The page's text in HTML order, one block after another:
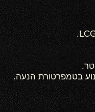
בטמפרטורת הנעה.